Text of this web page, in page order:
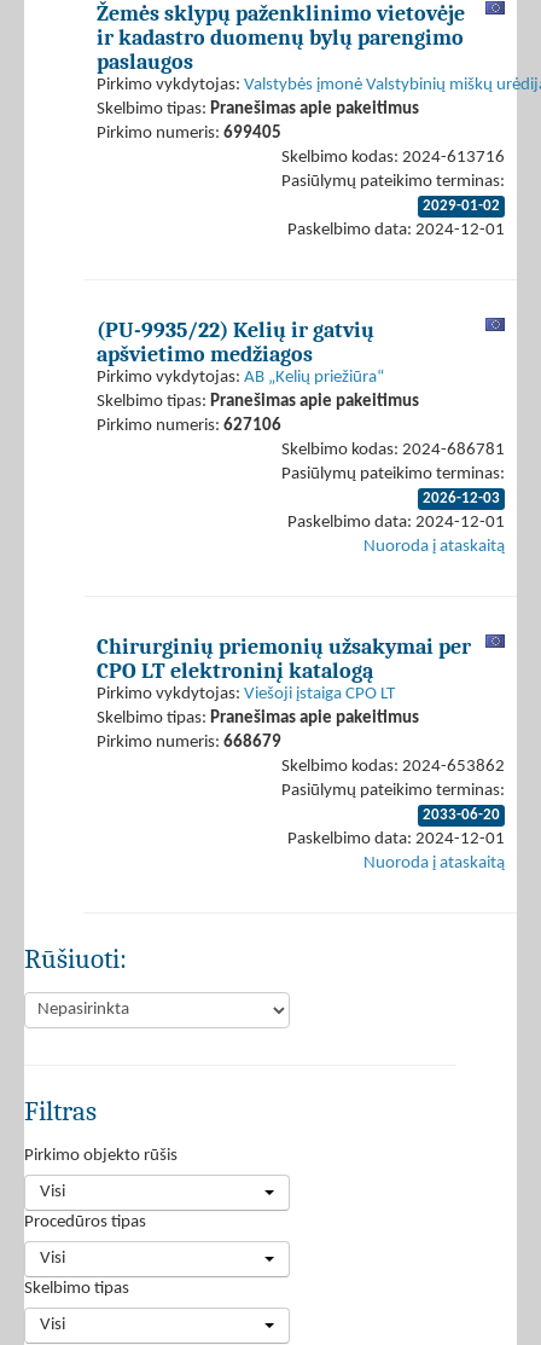
Žemės sklypų paženklinimo vietovėje
ir kadastro duomenų bylų parengimo
paslaugos
Pirkimo vykdytojas: Valstybės įmonė Valstybinių miškų
Skelbimo tipas: Pranešimas apie pakeitimus
Pirkimo numeris: 699405
Skelbimo kodas: 2024-613716
Pasiūlymų pateikimo terminas:
2029-01-02
Paskelbimo data: 2024-12-01
(PU-9935/22) Kelių ir gatvių
apšvietimo medžiagos
Pirkimo vykdytojas: AB „Kelių priežiūra“
Skelbimo tipas: Pranešimas apie pakeitimus
Pirkimo numeris: 627106
Skelbimo kodas: 2024-686781
Pasiūlymų pateikimo terminas:
2026-12-03
Paskelbimo data: 2024-12-01
Nuoroda į ataskaitą
Chirurginių priemonių užsakymai per
CPO LT elektroninį katalogą
Pirkimo vykdytojas: Viešoji įstaiga CPO LT
Skelbimo tipas: Pranešimas apie pakeitimus
Pirkimo numeris: 668679
Skelbimo kodas: 2024-653862
Pasiūlymų pateikimo terminas:
2033-06-20
Paskelbimo data: 2024-12-01
Nuoroda į ataskaitą
Rūšiuoti:
Filtras
Pirkimo objekto rūšis
Visi
Procedūros tipas
Visi
Skelbimo tipas
Visi